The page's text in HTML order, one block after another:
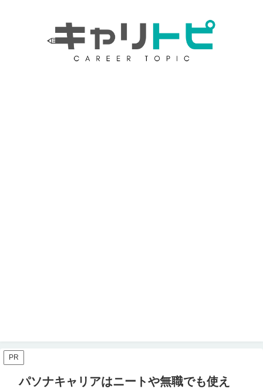
PR
パソナキャリアはニートや無職でも使え